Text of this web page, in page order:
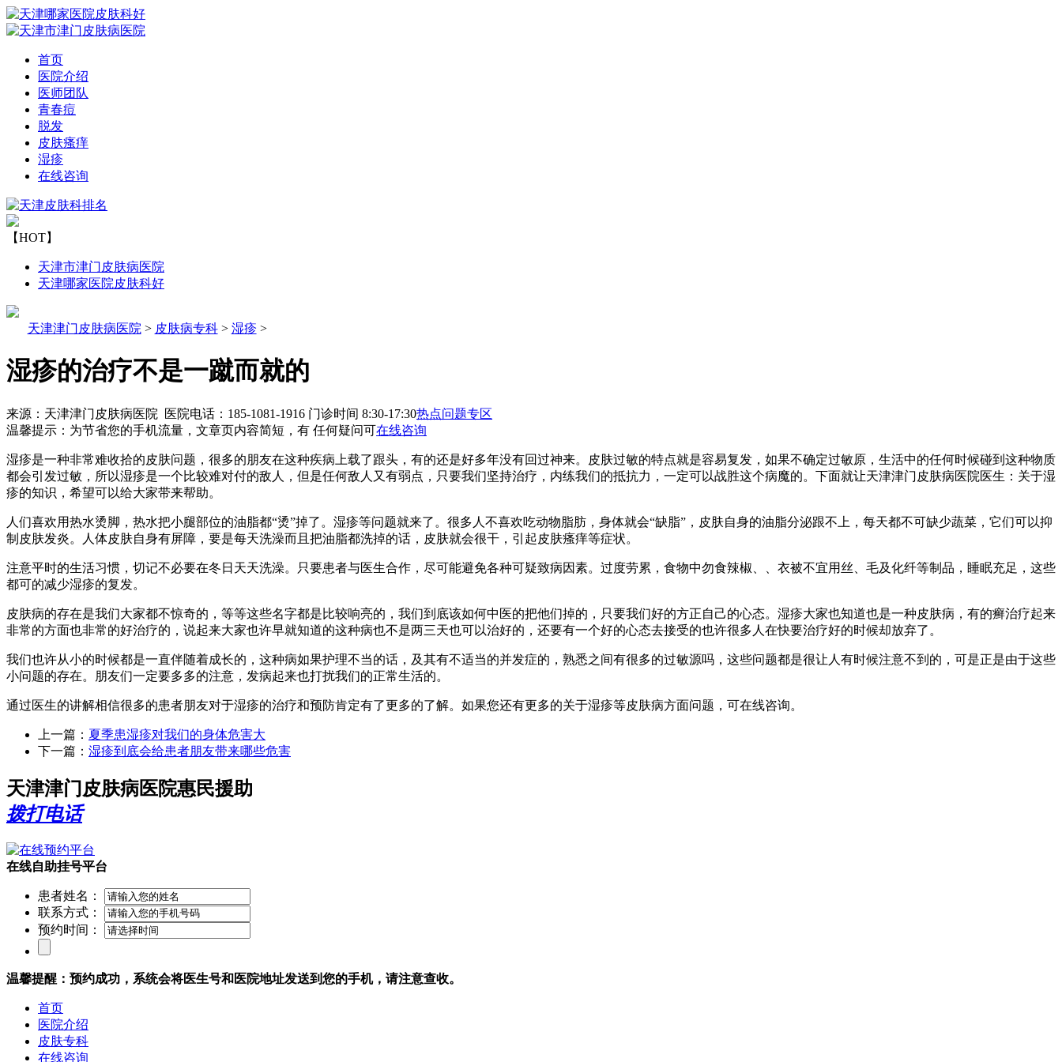
首页
医院介绍
医师团队
青春痘
脱发
皮肤瘙痒
湿疹
在线咨询
【HOT】
天津市津门皮肤病医院
天津哪家医院皮肤科好
天津津门皮肤病医院 > 皮肤病专科> 湿疹 >
湿疹的治疗不是一蹴而就的
来源：天津津门皮肤病医院 医院电话：185-1081-1916 门诊时间 8:30-17:30热点问题专区
温馨提示： 为节省您的手机流量，文章页内容简短，有 任何疑问可在线咨询
湿疹是一种非常难收拾的皮肤问题，很多的朋友在这种疾病上载了跟头，有的还是好多年没有回过神来。皮肤过敏的特点就是容易复发，如果不确定过敏原，生活中的任何时候碰到这种物质
都会引发过敏，所以湿疹是一个比较难对付的敌人，但是任何敌人又有弱点，只要我们坚持治疗，内练我们的抵抗力，一定可以战胜这个病魔的。下面就让天津津门皮肤病医院医生：关于湿
疹的知识，希望可以给大家带来帮助。
人们喜欢用热水烫脚，热水把小腿部位的油脂都“烫”掉了。湿疹等问题就来了。很多人不喜欢吃动物脂肪，身体就会“缺脂”，皮肤自身的油脂分泌跟不上，每天都不可缺少蔬菜，它们可以抑
制皮肤发炎。人体皮肤自身有屏障，要是每天洗澡而且把油脂都洗掉的话，皮肤就会很干，引起皮肤瘙痒等症状。
注意平时的生活习惯，切记不必要在冬日天天洗澡。只要患者与医生合作，尽可能避免各种可疑致病因素。过度劳累，食物中勿食辣椒、、衣被不宜用丝、毛及化纤等制品，睡眠充足，这些
都可的减少湿疹的复发。
皮肤病的存在是我们大家都不惊奇的，等等这些名字都是比较响亮的，我们到底该如何中医的把他们掉的，只要我们好的方正自己的心态。湿疹大家也知道也是一种皮肤病，有的癣治疗起来
非常的方面也非常的好治疗的，说起来大家也许早就知道的这种病也不是两三天也可以治好的，还要有一个好的心态去接受的也许很多人在快要治疗好的时候却放弃了。
我们也许从小的时候都是一直伴随着成长的，这种病如果护理不当的话，及其有不适当的并发症的，熟悉之间有很多的过敏源吗，这些问题都是很让人有时候注意不到的，可是正是由于这些
小问题的存在。朋友们一定要多多的注意，发病起来也打扰我们的正常生活的。
通过医生的讲解相信很多的患者朋友对于湿疹的治疗和预防肯定有了更多的了解。如果您还有更多的关于湿疹等皮肤病方面问题，可在线咨询。
上一篇： 夏季患湿疹对我们的身体危害大
下一篇： 湿疹到底会给患者朋友带来哪些危害
天津津门皮肤病医院惠民援助
拨打电话
在线自助挂号平台
患者姓名：
联系方式：
预约时间：
温馨提醒：预约成功，系统会将医生号和医院地址发送到您的手机，请注意查收。
首页
医院介绍
皮肤专科
在线咨询